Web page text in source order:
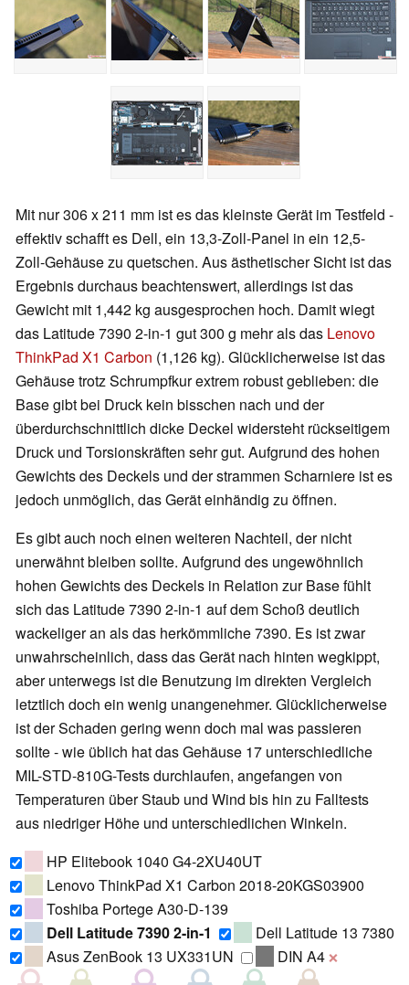
Mit nur 306 x 211 mm ist es das kleinste Gerät im Testfeld -
effektiv schafft es Dell, ein 13,3-Zoll-Panel in ein 12,5-
Zoll-Gehäuse zu quetschen. Aus ästhetischer Sicht ist das
Ergebnis durchaus beachtenswert, allerdings ist das
Gewicht mit 1,442 kg ausgesprochen hoch. Damit wiegt
das Latitude 7390 2-in-1 gut 300 g mehr als das Lenovo
ThinkPad X1 Carbon (1,126 kg). Glücklicherweise ist das
Gehäuse trotz Schrumpfkur extrem robust geblieben: die
Base gibt bei Druck kein bisschen nach und der
überdurchschnittlich dicke Deckel widersteht rückseitigem
Druck und Torsionskräften sehr gut. Aufgrund des hohen
Gewichts des Deckels und der strammen Scharniere ist es
jedoch unmöglich, das Gerät einhändig zu öffnen.
Es gibt auch noch einen weiteren Nachteil, der nicht
unerwähnt bleiben sollte. Aufgrund des ungewöhnlich
hohen Gewichts des Deckels in Relation zur Base fühlt
sich das Latitude 7390 2-in-1 auf dem Schoß deutlich
wackeliger an als das herkömmliche 7390. Es ist zwar
unwahrscheinlich, dass das Gerät nach hinten wegkippt,
aber unterwegs ist die Benutzung im direkten Vergleich
letztlich doch ein wenig unangenehmer. Glücklicherweise
ist der Schaden gering wenn doch mal was passieren
sollte - wie üblich hat das Gehäuse 17 unterschiedliche
MIL-STD-810G-Tests durchlaufen, angefangen von
Temperaturen über Staub und Wind bis hin zu Falltests
aus niedriger Höhe und unterschiedlichen Winkeln.
HP Elitebook 1040 G4-2XU40UT
Lenovo ThinkPad X1 Carbon 2018-20KGS03900
Toshiba Portege A30-D-139
Dell Latitude 7390 2-in-1
Dell Latitude 13 7380
Asus ZenBook 13 UX331UN
DIN A4 ❌